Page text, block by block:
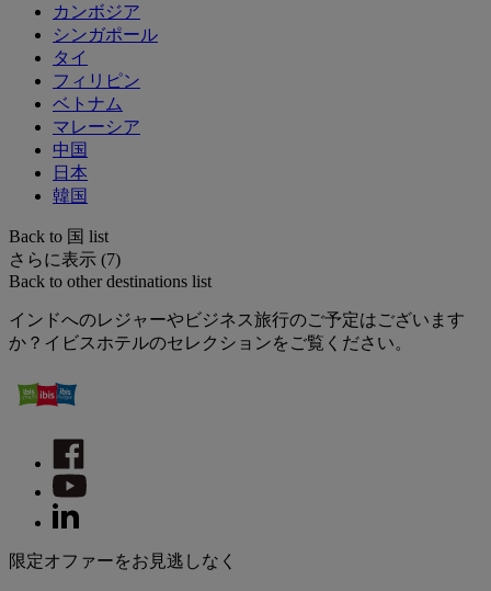
カンボジア
シンガポール
タイ
フィリピン
ベトナム
マレーシア
中国
日本
韓国
Back to 国 list
さらに表示 (7)
Back to other destinations list
インドへのレジャーやビジネス旅行のご予定はございます
か？イビスホテルのセレクションをご覧ください。
限定オファーをお見逃しなく